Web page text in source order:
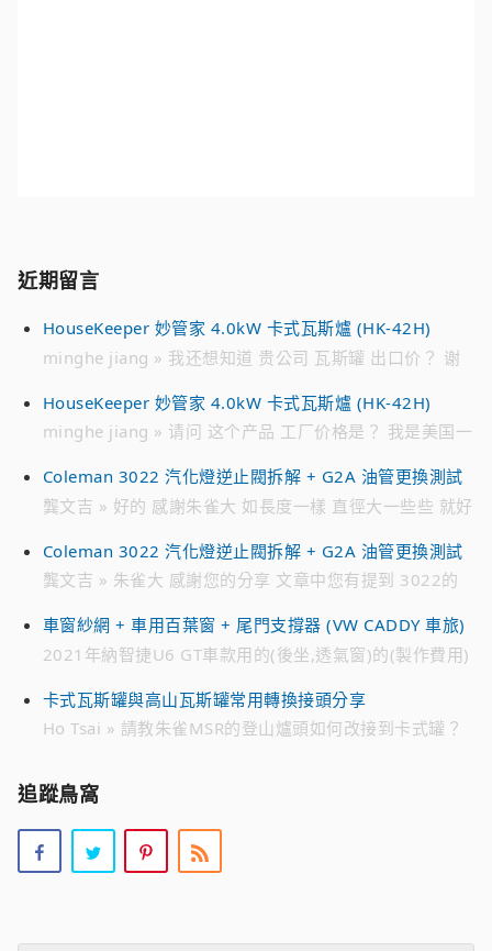
近期留言
HouseKeeper 妙管家 4.0kW 卡式瓦斯爐 (HK-42H)
minghe jiang » 我还想知道 贵公司 瓦斯罐 出口价？ 谢
HouseKeeper 妙管家 4.0kW 卡式瓦斯爐 (HK-42H)
minghe jiang » 请问 这个产品 工厂价格是？ 我是美国一
ID : jmh****** 电话 ： 718 791 ****
Coleman 3022 汽化燈逆止閥拆解 + G2A 油管更換測試
龔文吉 » 好的 感謝朱雀大 如長度一樣 直徑大一些些 就好
時候 貴不少 感恩
Coleman 3022 汽化燈逆止閥拆解 + G2A 油管更換測試
龔文吉 » 朱雀大 感謝您的分享 文章中您有提到 3022的
日亞 有看到226-2991編號的油管 不知有無通用 感恩
車窗紗網 + 車用百葉窗 + 尾門支撐器 (VW CADDY 車旅)
2021年納智捷U6 GT車款用的(後坐,透氣窗)的(製作費用)
(製作費用)。 請問：多少? Line 0952xxx7xx 李小姐
卡式瓦斯罐與高山瓦斯罐常用轉換接頭分享
Ho Tsai » 請教朱雀MSR的登山爐頭如何改接到卡式罐？
追蹤鳥窩